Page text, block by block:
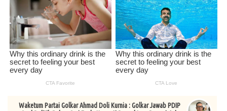
Waketum Partai Golkar Ahmad Doli Kurnia : Golkar Jawab PDIP